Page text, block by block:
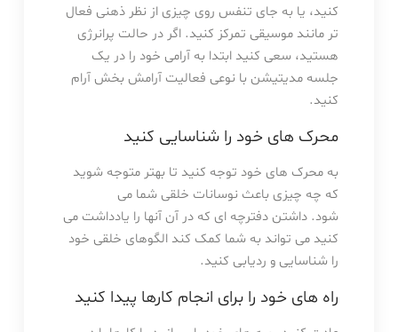
کنید، یا به جای تنفس روی چیزی از نظر ذهنی فعال
تر مانند موسیقی تمرکز کنید. اگر در حالت پرانرژی
هستید، سعی کنید ابتدا به آرامی خود را در یک
جلسه مدیتیشن با نوعی فعالیت آرامش بخش آرام
کنید.
محرک های خود را شناسایی کنید
به محرک های خود توجه کنید تا بهتر متوجه شوید
که چه چیزی باعث نوسانات خلقی شما می
شود. داشتن دفترچه ای که در آن آنها را یادداشت می
کنید می تواند به شما کمک کند الگوهای خلقی خود
را شناسایی و ردیابی کنید.
راه های خود را برای انجام کارها پیدا کنید